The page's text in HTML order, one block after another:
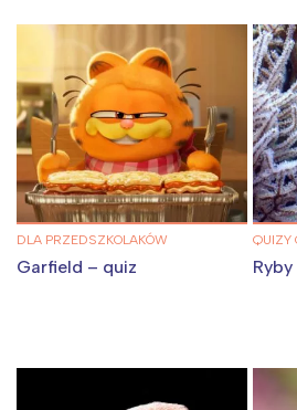
DLA PRZEDSZKOLAKÓW
Garfield – quiz
QUIZY